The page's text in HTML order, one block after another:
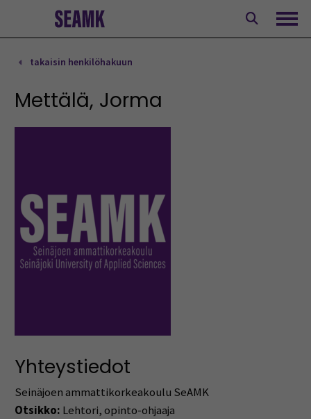
takaisin henkilöhakuun
Mettälä, Jorma
Yhteystiedot
Seinäjoen ammattikorkeakoulu SeAMK
Otsikko: Lehtori, opinto-ohjaaja